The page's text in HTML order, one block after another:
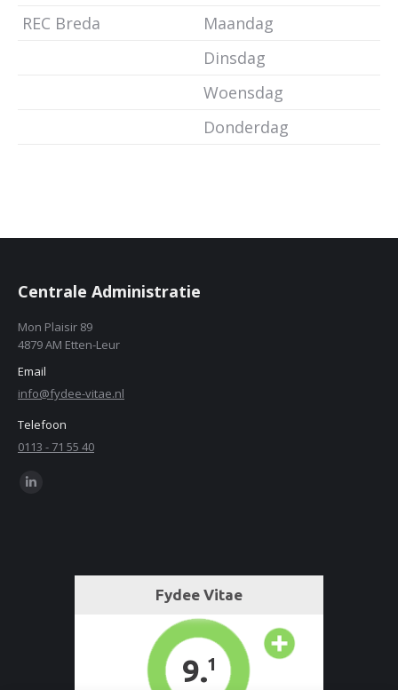
REC Breda
Maandag
Dinsdag
Woensdag
Donderdag
Centrale Administratie
Mon Plaisir 89
4879 AM Etten-Leur
Email
info@fydee-vitae.nl
Telefoon
0113 - 71 55 40
Find us on: